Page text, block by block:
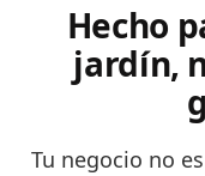
Hecho
jardín,
Tu negocio no